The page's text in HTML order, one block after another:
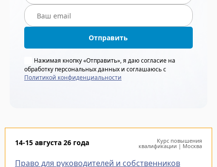
Отправить
Нажимая кнопку «Отправить», я даю согласие на
обработку персональных данных и соглашаюсь с
Политикой конфиденциальности
14-15 августа 26 года Курс повышения
квалификации | Москва
Право для руководителей и собственников